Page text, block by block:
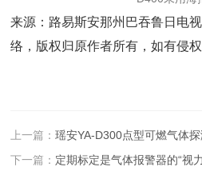
来源：路易斯安那州巴吞鲁日电
络，版权归原作者所有，如有侵
上一篇：瑶安YA-D300点型可燃气体
下一篇： 定期标定是气体报警器的“视